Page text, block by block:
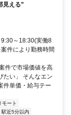
見える”
～18:30(実働8
件により勤務時間
件で市場価値を高
たい」 そんなエン
件単価・給与テー
モート
駅近5分以内